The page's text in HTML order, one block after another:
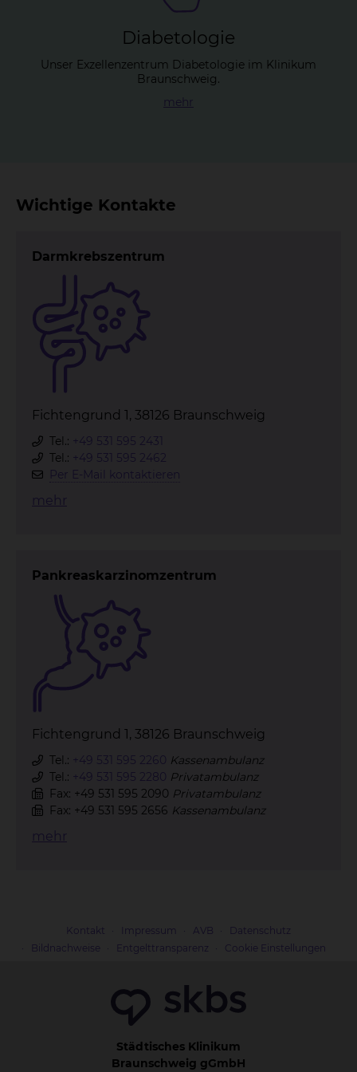
Dia­be­to­lo­gie
Unser Exzellenzentrum Diabetologie im Klinikum
Braunschweig.
mehr
Wichtige Kontakte
Darmkrebszentrum
Fichtengrund 1, 38126 Braunschweig
Tel.: +49 531 595 2431
Tel.: +49 531 595 2462
Per E-Mail kontaktieren
mehr
Pankreaskarzinomzentrum
Fichtengrund 1, 38126 Braunschweig
Tel.: +49 531 595 2260 Kassenambulanz
Tel.: +49 531 595 2280 Privatambulanz
Fax: +49 531 595 2090 Privatambulanz
Fax: +49 531 595 2656 Kassenambulanz
mehr
Kontakt Impressum AVB
Datenschutz
Bildnachweise
Entgelttransparenz Cookie Einstellungen
Städtisches Klinikum
Braunschweig gGmbH